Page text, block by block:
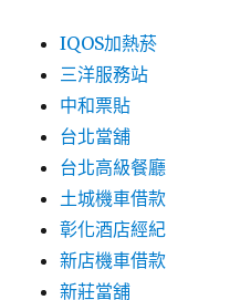
IQOS加熱菸
三洋服務站
中和票貼
台北當舖
台北高級餐廳
土城機車借款
彰化酒店經紀
新店機車借款
新莊當舖